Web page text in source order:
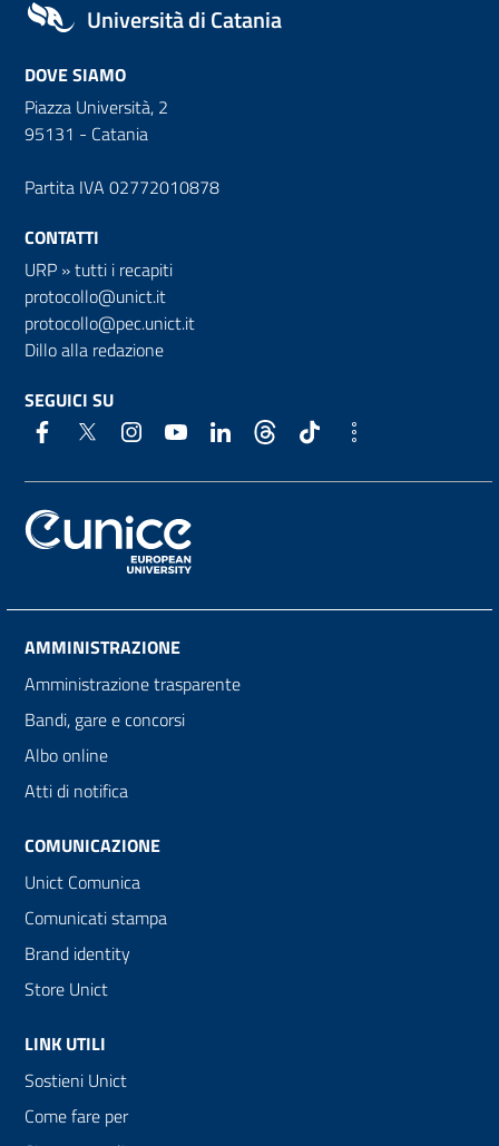
Università di Catania
DOVE SIAMO
Piazza Università, 2
95131 - Catania
Partita IVA 02772010878
CONTATTI
URP »tutti i recapiti
protocollo@unict.it
protocollo@pec.unict.it
Dillo alla redazione
SEGUICI SU
AMMINISTRAZIONE
Amministrazione trasparente
Bandi, gare e concorsi
Albo online
Atti di notifica
COMUNICAZIONE
Unict Comunica
Comunicati stampa
Brand identity
Store Unict
LINK UTILI
Sostieni Unict
Come fare per